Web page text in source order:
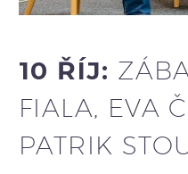
10 ŘÍJ:
FIALA, EVA
PATRIK